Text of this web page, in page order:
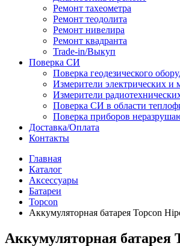
Ремонт тахеометра
Ремонт теодолита
Ремонт нивелира
Ремонт квадранта
Trade-in/Выкуп
Поверка СИ
Поверка геодезического
Измерители электрических и
Измерители
Поверка СИ в области
Поверка приборов
Доставка/Оплата
Контакты
Главная
Каталог
Аксессуары
Батареи
Topcon
Аккумуляторная батарея Topcon
Аккумуляторная батарея